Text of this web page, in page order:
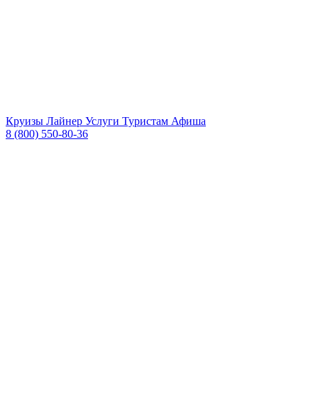
Круизы Лайнер Услуги Туристам Афиша
8 (800) 550-80-36